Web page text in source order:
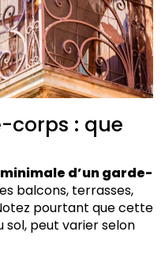
corps : que
d’un garde-
balcons, terrasses,
pourtant que cette
peut varier selon